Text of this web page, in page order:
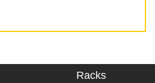
Racks